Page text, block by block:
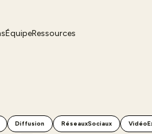
ÉquipeRessources
Diffusion RéseauxSociaux